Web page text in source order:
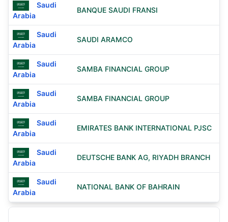
Saudi
Arabia
BANQUE SAUDI FRANSI
Saudi
Arabia
SAUDI ARAMCO
Saudi
Arabia
SAMBA FINANCIAL GROUP
Saudi
Arabia
SAMBA FINANCIAL GROUP
Saudi
Arabia
EMIRATES BANK INTERNATIONAL PJSC
Saudi
Arabia
DEUTSCHE BANK AG, RIYADH BRANCH
Saudi
Arabia
NATIONAL BANK OF BAHRAIN